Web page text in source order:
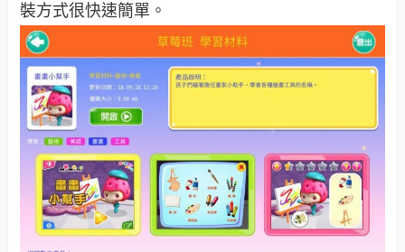
裝方式很快速簡單。